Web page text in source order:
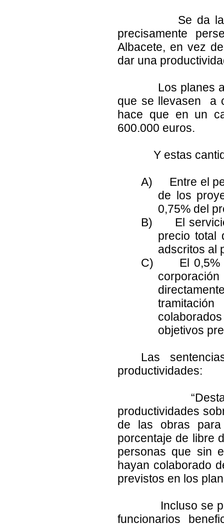
Se da la
precisamente
Albacete, en vez
dar una
Los planes
que se llevasen a
hace que en un
600.000 euros.
Y estas
A)
Entre el
de los
0,75% del
B)
El
precio total
adscritos al
C)
El
objetivos
Las
productividades:
“Destaca por
productividades
de las obras
porcentaje de libre
personas que sin
hayan colaborado
previstos en los
Incluso se pone
funcionarios